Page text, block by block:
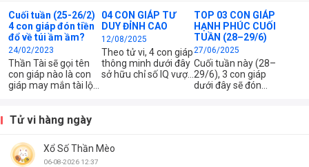
Cuối tuần (25-26/2)
4 con giáp đón tiền
đổ về túi ầm ầm?
24/02/2023
Thần Tài sẽ gọi tên
con giáp nào là con
giáp may mắn tài lộc
con giáp phát tài cuối
tuần này (25-26/2)
nhé!
04 CON GIÁP TƯ
DUY ĐỈNH CAO
12/08/2025
Theo tử vi, 4 con giáp
thông minh dưới đây
sở hữu chỉ số IQ vượt
khai thác tối đa tiềm
TOP 03 CON GIÁP
HẠNH PHÚC CUỐI
TUẦN (28–29/6)
27/06/2025
Cuối tuần này (28–
29/6), 3 con giáp
dưới đây sẽ đón
Tử vi hàng ngày
Xổ Số Thần Mèo
06-08-2026 12:37